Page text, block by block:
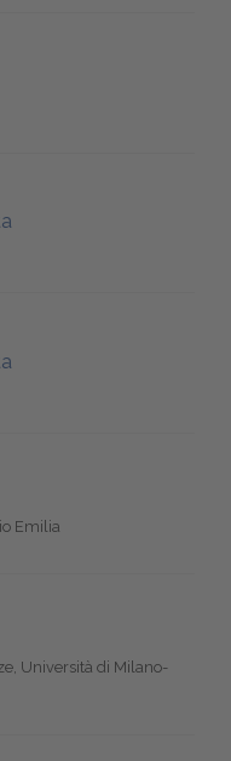
Emilia
Università di Milano-